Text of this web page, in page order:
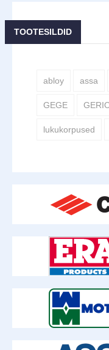
TOOTESILDID
abloy assa
GEGE
lukukorpused